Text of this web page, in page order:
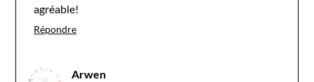
agréable!
Répondre
Arwen